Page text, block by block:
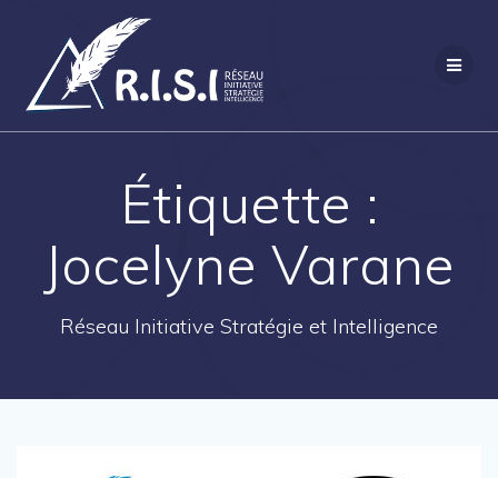
Étiquette :
Jocelyne Varane
Réseau Initiative Stratégie et Intelligence